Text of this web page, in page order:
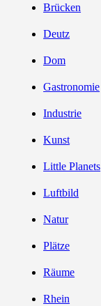
Brücken
Deutz
Dom
Gastronomie
Industrie
Kunst
Little Planets
Luftbild
Natur
Plätze
Räume
Rhein